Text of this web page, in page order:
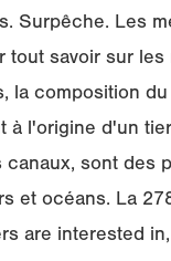
Surpêche. Les
tout savoir sur
la composition
à l'origine d'un
sont des
et océans. La
are interested